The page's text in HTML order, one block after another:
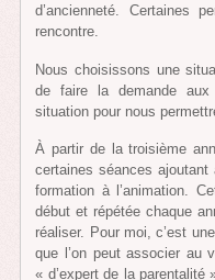
d’ancienneté. Certaines
rencontre.
Nous choisissons une
de faire la demande
situation pour nous
À partir de la troisième
certaines séances ajoutant
formation à l’animation.
début et répétée chaque
réaliser. Pour moi, c’est
que l’on peut associer au
« d’expert de la